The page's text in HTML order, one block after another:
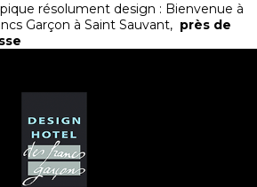
résolument design : Bienvenue à
Garçon à Saint Sauvant, près de